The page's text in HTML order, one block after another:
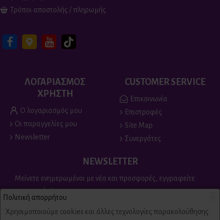
Τρόποι αποστολής / πληρωμής
ΛΟΓΑΡΙΑΣΜΟΣ
ΧΡΗΣΤΗ
Ο λογαριασμός μου
Οι παραγγελίες μου
Newsletter
CUSTOMER SERVICE
Επικοινωνία
Επιστροφές
Site Map
Συνεργάτες
NEWSLETTER
Μείνετε ενημερωμένοι με νέα και προσφορές, εγγραφείτε
στο newsletter
Send
Πολιτική απορρήτου
Χρησιμοποιούμε cookies και άλλες τεχνολογίες παρακολούθησης